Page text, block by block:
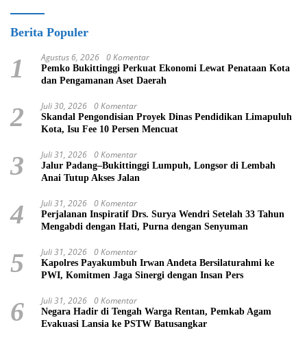
Berita Populer
1 Agustus 6, 2026 0 Komentar
Pemko Bukittinggi Perkuat Ekonomi Lewat Penataan Kota
dan Pengamanan Aset Daerah
2 Juli 30, 2026 0 Komentar
Skandal Pengondisian Proyek Dinas Pendidikan Limapuluh
Kota, Isu Fee 10 Persen Mencuat
3 Juli 31, 2026 0 Komentar
Jalur Padang–Bukittinggi Lumpuh, Longsor di Lembah
Anai Tutup Akses Jalan
4 Juli 31, 2026 0 Komentar
Perjalanan Inspiratif Drs. Surya Wendri Setelah 33 Tahun
Mengabdi dengan Hati, Purna dengan Senyuman
5 Juli 31, 2026 0 Komentar
Kapolres Payakumbuh Irwan Andeta Bersilaturahmi ke
PWI, Komitmen Jaga Sinergi dengan Insan Pers
6 Juli 31, 2026 0 Komentar
Negara Hadir di Tengah Warga Rentan, Pemkab Agam
Evakuasi Lansia ke PSTW Batusangkar